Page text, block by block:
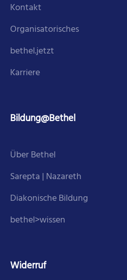
Kontakt
Organisatorisches
bethel.jetzt
Karriere
Bildung@Bethel
Über Bethel
Sarepta | Nazareth
Diakonische Bildung
bethel>wissen
Widerruf